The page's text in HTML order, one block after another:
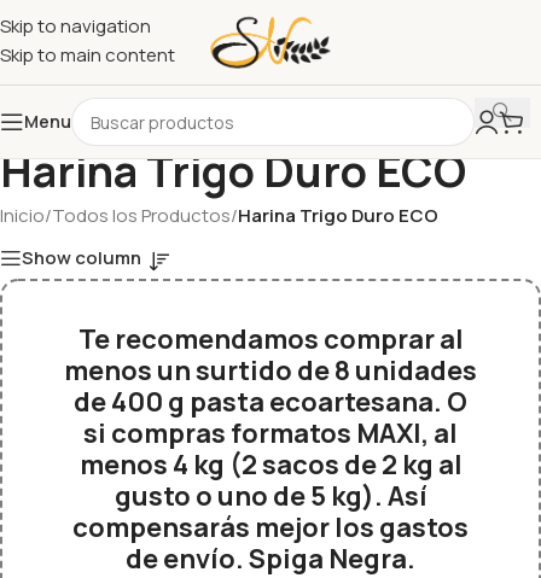
Skip to navigation
Skip to main content
Menu
Harina Trigo Duro ECO
Inicio/Todos los Productos/Harina Trigo Duro ECO
Show column
Te recomendamos comprar al
menos un surtido de 8 unidades
de 400 g pasta ecoartesana. O
si compras formatos MAXI, al
menos 4 kg (2 sacos de 2 kg al
gusto o uno de 5 kg). Así
compensarás mejor los gastos
de envío. Spiga Negra.